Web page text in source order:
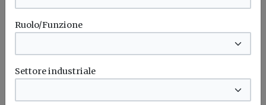
Ruolo/Funzione
Settore industriale